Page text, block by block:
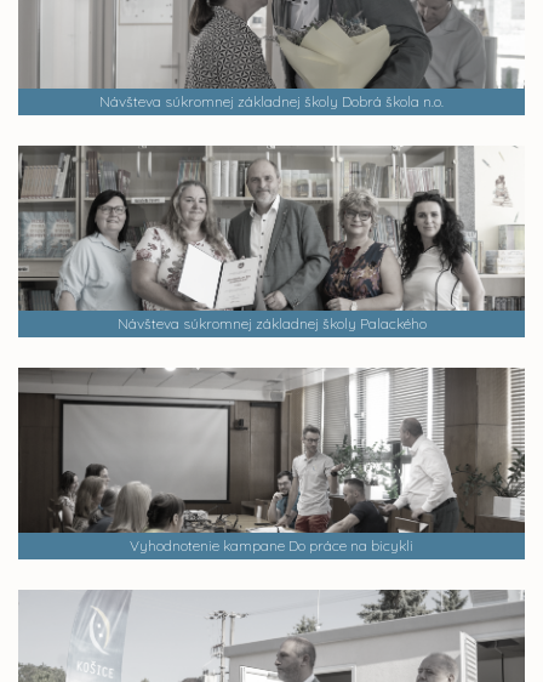
Návšteva súkromnej základnej školy Dobrá škola n.o.
Návšteva súkromnej základnej školy Palackého
Vyhodnotenie kampane Do práce na bicykli